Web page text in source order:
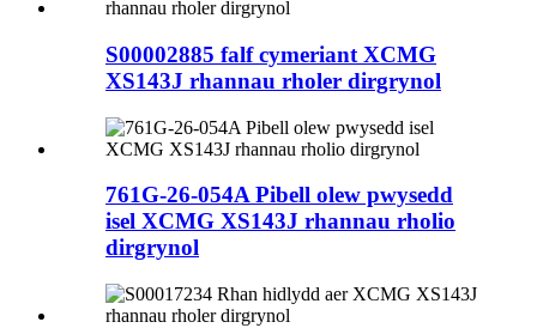
S00002885 falf cymeriant XCMG
XS143J rhannau rholer dirgrynol
761G-26-054A Pibell olew pwysedd
isel XCMG XS143J rhannau rholio
dirgrynol